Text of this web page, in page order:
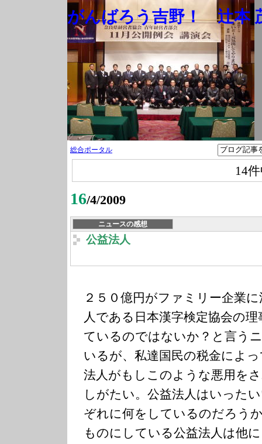
がんばろう吉野！ 辻本
総合ポータル
14
16/4/2009
ニュースの感想
公益法人
２５０億円がファミリー企業
人である日本漢字検定協会の
ているのではないか？と言う
いるが、私達国民の税金によ
法人がもしこのような悪用を
しがたい。公益法人はいった
ぞれに何をしているのだろう
ものにしている公益法人は他